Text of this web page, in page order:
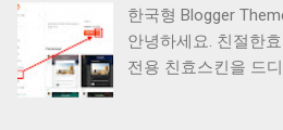
한국형 Blogger
안녕하세요. 친절한
전용 친효스킨을 드
반응형 테마를 개조